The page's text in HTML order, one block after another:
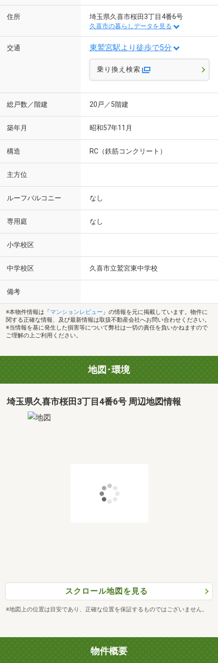
住所 埼玉県久喜市桜田3丁目4番6号
久喜市の暮らしデータを見る
交通 東鷲宮駅より徒歩で5分
乗り換え検索
総戸数／階建 20戸／5階建
築年月 昭和57年11月
構造 RC（鉄筋コンクリート）
主方位
ルーフバルコニー なし
専用庭 なし
小学校区
中学校区 久喜市立鷲宮東中学校
備考
※本物件情報は「 マンションレビュー 」の情報を元に掲載しています。物件に
関する正確な情報、及び最新情報は取扱不動産会社へお問い合わせください。
※当情報を基に発生した損害等について弊社は一切の責任を負いかねますので
ご理解の上ご利用ください。
地図･環境
埼玉県久喜市桜田3丁目4番6号 周辺地図情報
スクロール地図を見る
※地図上の位置は目安であり、正確な位置を保証するものではございません。
物件概要